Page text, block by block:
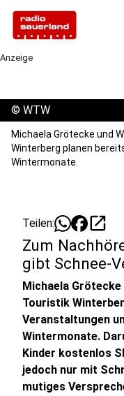
Anzeige
© WTW
Michaela Grötecke und
Winterberg planen
Wintermonate.
Teilen: open_in_new
Zum
gibt Schnee-
Michaela
Touristik
Veranstaltungen
Wintermonate.
Kinder kostenlos
jedoch nur mit
mutiges